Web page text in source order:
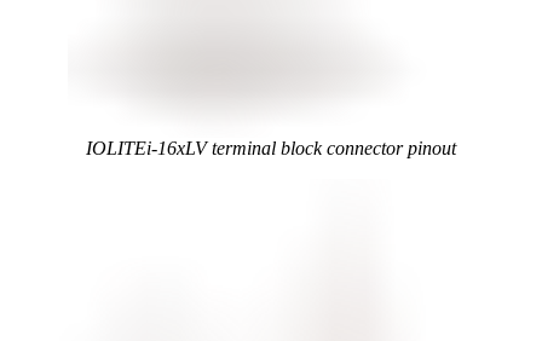
IOLITEi-16xLV terminal block connector pinout